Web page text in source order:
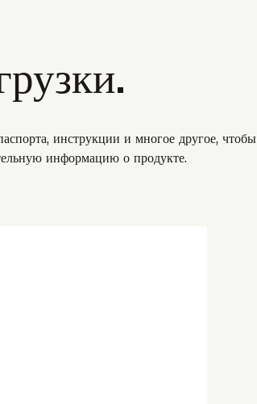
инструкции и многое другое, чтобы
информацию о продукте.